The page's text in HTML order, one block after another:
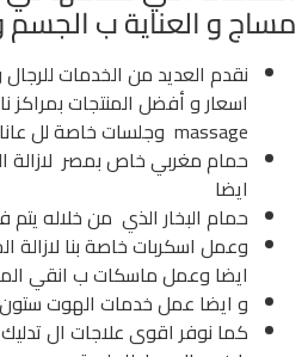
مساج و العناية ب الجسم
نقدم العديد من الخدمات
massage وجلسات خاصة لل عاناية بالبشرة
حمام مغربي خاص بمصر لازالة
ايضا
حمام البخار الذي من خلاله يتم
وعمل اسكربات خاصة بنا لازالة
ايضا وعمل ماسكات ب انقي
و ايضا عمل خدمات الهوت
كما نوفر اقوى علاجات ال